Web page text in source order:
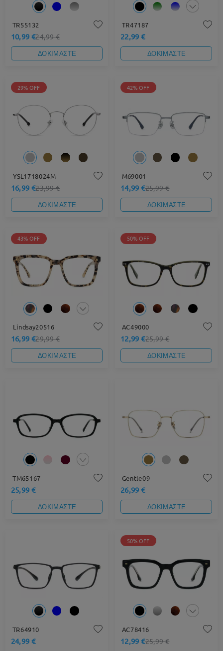
TR55132
10,99 €24,99 €
ΔΟΚΙΜΑΣΤΕ
TR47187
22,99 €
ΔΟΚΙΜΑΣΤΕ
29% OFF
YSL1718024M
16,99 €23,99 €
ΔΟΚΙΜΑΣΤΕ
42% OFF
M69001
14,99 €25,99 €
ΔΟΚΙΜΑΣΤΕ
43% OFF
Lindsay20516
16,99 €29,99 €
ΔΟΚΙΜΑΣΤΕ
50% OFF
AC49000
12,99 €25,99 €
ΔΟΚΙΜΑΣΤΕ
TM65167
25,99 €
ΔΟΚΙΜΑΣΤΕ
Gentle09
26,99 €
ΔΟΚΙΜΑΣΤΕ
TR64910
24,99 €
50% OFF
AC78416
12,99 €25,99 €